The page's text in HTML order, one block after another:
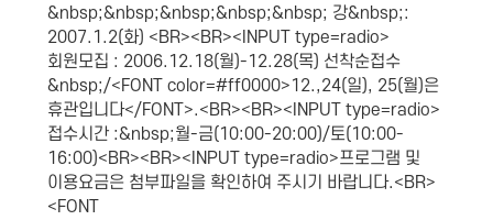
&nbsp;&nbsp;&nbsp;&nbsp;&nbsp; 강&nbsp;:
2007.1.2(화) <BR><BR><INPUT type=radio>
회원모집 : 2006.12.18(월)-12.28(목) 선착순접수
&nbsp;/<FONT color=#ff0000>12.,24(일), 25(월)은
휴관입니다</FONT>.<BR><BR><INPUT type=radio>
접수시간 :&nbsp;월-금(10:00-20:00)/토(10:00-
16:00)<BR><BR><INPUT type=radio>프로그램 및
이용요금은 첨부파일을 확인하여 주시기 바랍니다.<BR>
<FONT